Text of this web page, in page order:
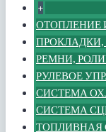
+
ОТОПЛЕНИЕ
РЕМНИ,
РУЛЕВОЕ
СИСТЕМА
СИСТЕМА
ТОПЛИВНАЯ